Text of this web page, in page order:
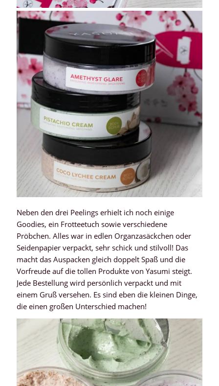
Neben den drei Peelings erhielt ich noch einige
Goodies, ein Frotteetuch sowie verschiedene
Pröbchen. Alles war in edlen Organzasäckchen oder
Seidenpapier verpackt, sehr schick und stilvoll! Das
macht das Auspacken gleich doppelt Spaß und die
Vorfreude auf die tollen Produkte von Yasumi steigt.
Jede Bestellung wird persönlich verpackt und mit
einem Gruß versehen. Es sind eben die kleinen Dinge,
die einen großen Unterschied machen!